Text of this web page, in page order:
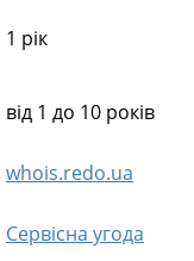
1 рік
від 1 до 10 років
whois.redo.ua
Сервісна угода